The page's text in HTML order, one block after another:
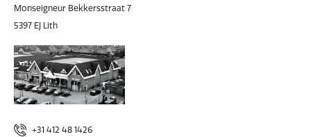
Monseigneur Bekkersstraat 7
5397 EJ Lith
+31 412 48 1426